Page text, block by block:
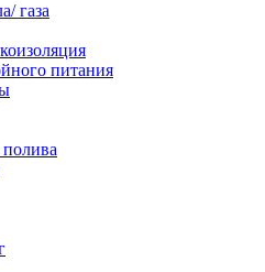
газа
питания